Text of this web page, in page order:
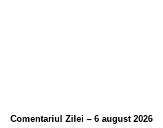
Comentariul Zilei – 6 august 2026